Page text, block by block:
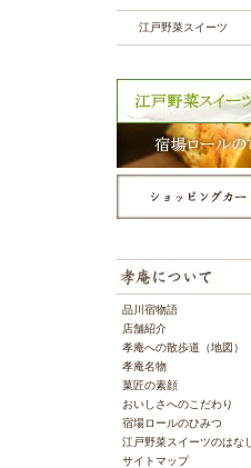
江戸野菜スイーツ
品川宿物語
店舗紹介
孝庵への散歩道（地図）
孝庵名物
菓匠の素顔
おいしさへのこだわり
宿場ロールのひみつ
江戸野菜スイーツのはなし
サイトマップ